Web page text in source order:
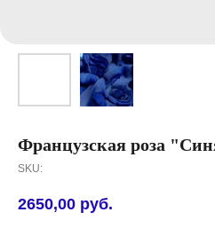
Французская роза
SKU:
2650,00 руб.